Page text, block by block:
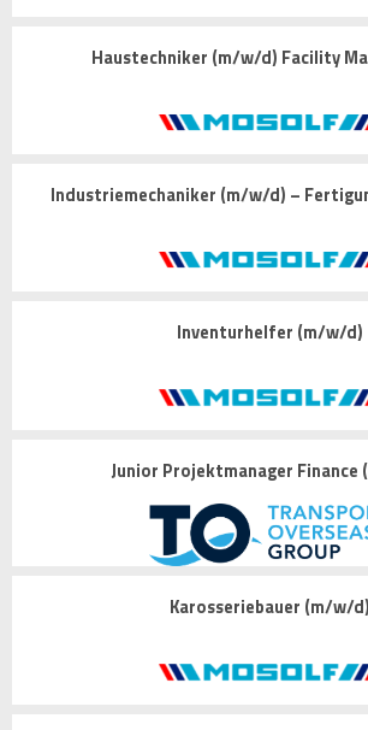
Haustechniker (m/w/d) Facility
Industriemechaniker (m/w/d) –
Inventurhelfer (m/w/d)
Junior Projektmanager Finance
Karosseriebauer (m/w/d)